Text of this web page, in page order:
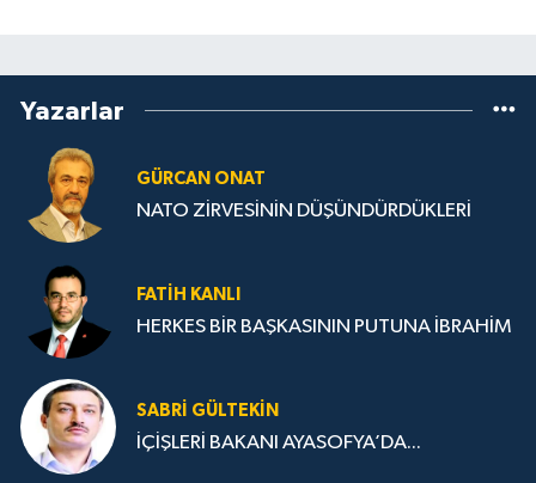
Yazarlar
GÜRCAN ONAT
NATO ZİRVESİNİN DÜŞÜNDÜRDÜKLERİ
FATIH KANLI
HERKES BİR BAŞKASININ PUTUNA İBRAHİM
SABRI GÜLTEKIN
İÇİŞLERİ BAKANI AYASOFYA’DA...